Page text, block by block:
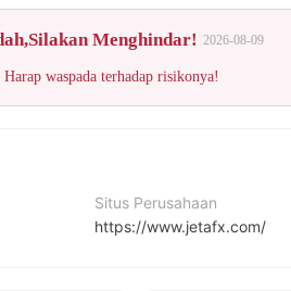
Menghindar! 2026-08-09
waspada terhadap risikonya!
Situs Perusahaan
https://www.jetafx.com/